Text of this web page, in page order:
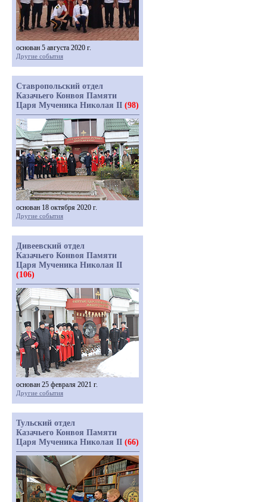
основан 5 августа 2020 г.
Другие события
Ставропольский отдел
Казачьего Конвоя Памяти
Царя Мученика Николая II (98)
основан 18 октября 2020 г.
Другие события
Дивеевский отдел
Казачьего Конвоя Памяти
Царя Мученика Николая II
(106)
основан 25 февраля 2021 г.
Другие события
Тульский отдел
Казачьего Конвоя Памяти
Царя Мученика Николая II (66)